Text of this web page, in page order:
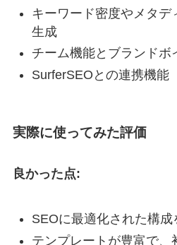
キーワード密度やメタデ
生成
チーム機能とブランドボ
SurferSEOとの連携機能
実際に使ってみた評価
良かった点:
SEOに最適化された構
テンプレートが豊富で、